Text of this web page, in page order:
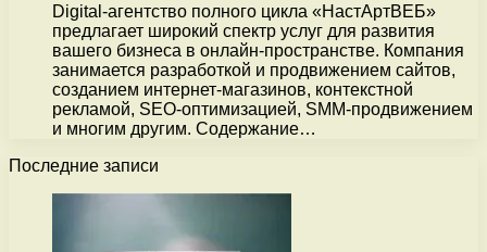
Digital-агентство полного цикла «НастАртВЕБ»
предлагает широкий спектр услуг для развития
вашего бизнеса в онлайн-пространстве. Компания
занимается разработкой и продвижением сайтов,
созданием интернет-магазинов, контекстной
рекламой, SEO-оптимизацией, SMM-продвижением
и многим другим. Содержание…
Последние записи